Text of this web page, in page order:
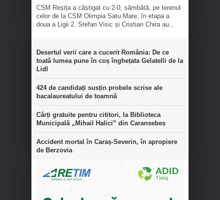
CSM Reșița a câștigat cu 2-0, sâmbătă, pe terenul
celor de la CSM Olimpia Satu Mare, în etapa a
doua a Ligii 2. Stefan Visic și Cristian Chira au...
Desertul verii care a cucerit România: De ce
toată lumea pune în coș înghețata Gelatelli de la
Lidl
424 de candidați susțin probele scrise ale
bacalaureatului de toamnă
Cărți gratuite pentru cititori, la Biblioteca
Municipală „Mihail Halici” din Caransebeș
Accident mortal în Caraș-Severin, în apropiere
de Berzovia